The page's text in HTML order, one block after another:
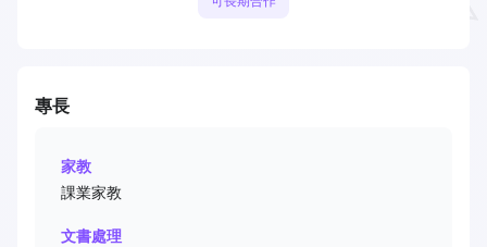
專長
家教
課業家教
文書處理